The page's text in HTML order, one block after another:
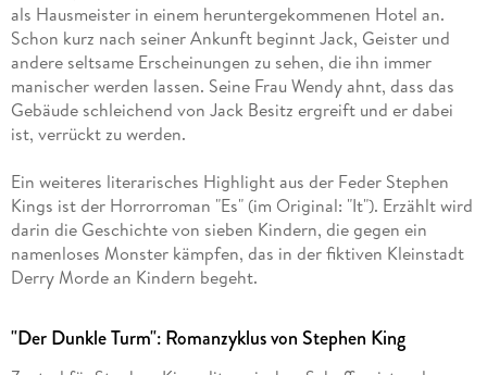
als Hausmeister in einem heruntergekommenen Hotel an.
Schon kurz nach seiner Ankunft beginnt Jack, Geister und
andere seltsame Erscheinungen zu sehen, die ihn immer
manischer werden lassen. Seine Frau Wendy ahnt, dass das
Gebäude schleichend von Jack Besitz ergreift und er dabei
ist, verrückt zu werden.
Ein weiteres literarisches Highlight aus der Feder Stephen
Kings ist der Horrorroman "Es" (im Original: "It"). Erzählt wird
darin die Geschichte von sieben Kindern, die gegen ein
namenloses Monster kämpfen, das in der fiktiven Kleinstadt
Derry Morde an Kindern begeht.
"Der Dunkle Turm": Romanzyklus von Stephen King